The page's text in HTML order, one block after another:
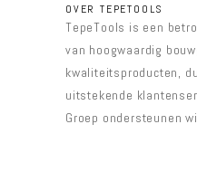
OVER TEPETOOLS
TepeTools is een
van hoogwaardig
kwaliteitsproducten,
uitstekende
Groep ondersteunen